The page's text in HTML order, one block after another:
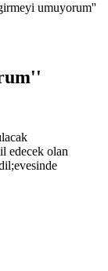
umuyorum''
edecek olan